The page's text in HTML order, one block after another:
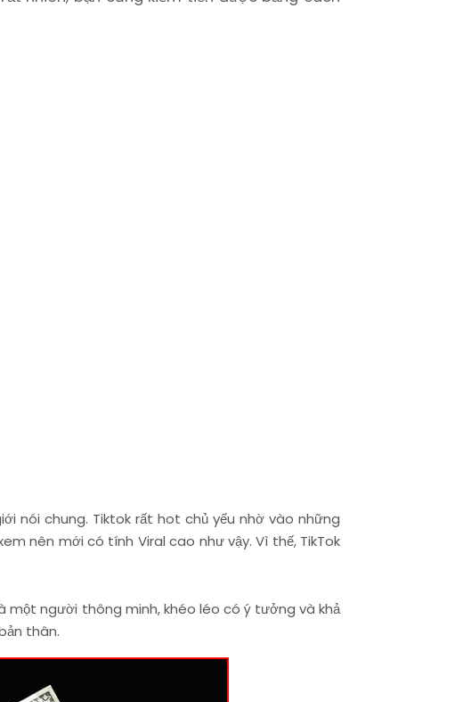
nói chung. Tiktok rất hot chủ yếu nhờ vào những
nên mới có tính Viral cao như vậy. Vì thế, TikTok
một người thông minh, khéo léo có ý tưởng và khả
thân.